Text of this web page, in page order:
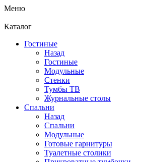
Меню
Каталог
Гостиные
Назад
Гостиные
Модульные
Стенки
Тумбы ТВ
Журнальные столы
Спальни
Назад
Спальни
Модульные
Готовые гарнитуры
Туалетные столики